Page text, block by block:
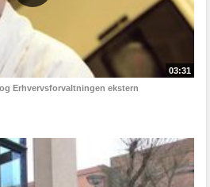
03:31
Erhvervsforvaltningen ekstern